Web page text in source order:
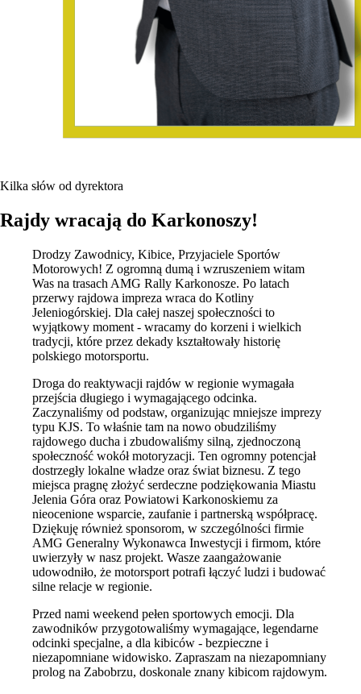
Kilka słów od dyrektora
Rajdy wracają do Karkonoszy!
Drodzy Zawodnicy, Kibice, Przyjaciele Sportów
Motorowych! Z ogromną dumą i wzruszeniem witam
Was na trasach AMG Rally Karkonosze. Po latach
przerwy rajdowa impreza wraca do Kotliny
Jeleniogórskiej. Dla całej naszej społeczności to
wyjątkowy moment - wracamy do korzeni i wielkich
tradycji, które przez dekady kształtowały historię
polskiego motorsportu.
Droga do reaktywacji rajdów w regionie wymagała
przejścia długiego i wymagającego odcinka.
Zaczynaliśmy od podstaw, organizując mniejsze imprezy
typu KJS. To właśnie tam na nowo obudziliśmy
rajdowego ducha i zbudowaliśmy silną, zjednoczoną
społeczność wokół motoryzacji. Ten ogromny potencjał
dostrzegły lokalne władze oraz świat biznesu. Z tego
miejsca pragnę złożyć serdeczne podziękowania Miastu
Jelenia Góra oraz Powiatowi Karkonoskiemu za
nieocenione wsparcie, zaufanie i partnerską współpracę.
Dziękuję również sponsorom, w szczególności firmie
AMG Generalny Wykonawca Inwestycji i firmom, które
uwierzyły w nasz projekt. Wasze zaangażowanie
udowodniło, że motorsport potrafi łączyć ludzi i budować
silne relacje w regionie.
Przed nami weekend pełen sportowych emocji. Dla
zawodników przygotowaliśmy wymagające, legendarne
odcinki specjalne, a dla kibiców - bezpieczne i
niezapomniane widowisko. Zapraszam na niezapomniany
prolog na Zabobrzu, doskonale znany kibicom rajdowym.